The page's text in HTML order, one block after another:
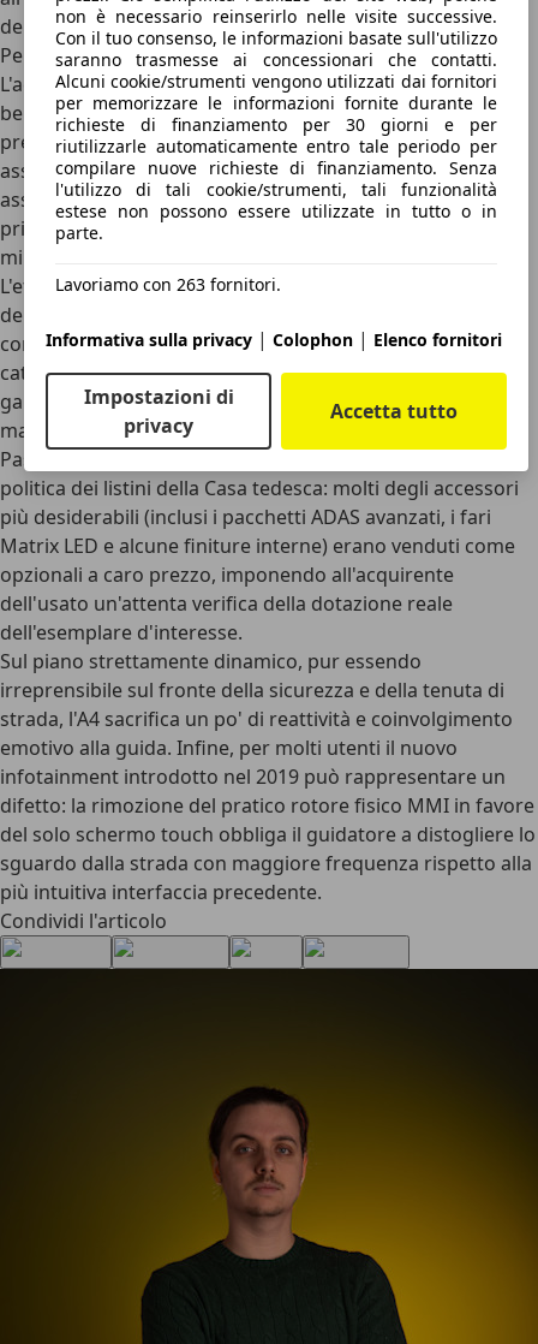
non è necessario reinserirlo nelle visite successive.
Con il tuo consenso, le informazioni basate sull'utilizzo
saranno trasmesse ai concessionari che contatti.
Alcuni cookie/strumenti vengono utilizzati dai fornitori
per memorizzare le informazioni fornite durante le
richieste di finanziamento per 30 giorni e per
riutilizzarle automaticamente entro tale periodo per
compilare nuove richieste di finanziamento. Senza
l'utilizzo di tali cookie/strumenti, tali funzionalità
estese non possono essere utilizzate in tutto o in
parte.
Lavoriamo con 263 fornitori.
Informativa sulla privacy | Colophon | Elenco fornitori
Impostazioni di
privacy
Accetta tutto
del Park Assist con gestione autonoma dello sterzo.
Perché scegliere l’Audi A4 e perché no
L'acquisto di un'Audi A4 (B9), che si opti per la sobria
berlina o per l'iconica Avant, è una scelta razionaleche
premia sotto molteplici punti di vista. Tra i punti di forza
assoluti c’è di sicuro l'altissima qualità costruttiva : gli
assemblaggi e i materiali impiegati per gli interni sono da
primi della classe e garantiscono un invecchiamento
minimo anche su esemplari con elevati chilometraggi.
L'efficienza aerodinamica, unita alla comprovata solidità
dei motori 2.0 TDI, assicura consumi autostradali molto
contenuti e un comfort acustico superiore alla media di
categoria. Inoltre, lagrande popolarità del modello
garantisce una grande rivendibilità sul mercato dell'usato,
mantenendo un valore residuo solido nel tempo.
Passando ai contro, occorre evidenziare la
politica dei listini della Casa tedesca: molti degli accessori
più desiderabili (inclusi i pacchetti ADAS avanzati, i fari
Matrix LED e alcune finiture interne) erano venduti come
opzionali a caro prezzo, imponendo all'acquirente
dell'usato un'attenta verifica della dotazione reale
dell'esemplare d'interesse.
Sul piano strettamente dinamico, pur essendo
irreprensibile sul fronte della sicurezza e della tenuta di
strada, l'A4 sacrifica un po' di reattività e coinvolgimento
emotivo alla guida. Infine, per molti utenti il nuovo
infotainment introdotto nel 2019 può rappresentare un
difetto: la rimozione del pratico rotore fisico MMI in favore
del solo schermo touch obbliga il guidatore a distogliere lo
sguardo dalla strada con maggiore frequenza rispetto alla
più intuitiva interfaccia precedente.
Condividi l'articolo